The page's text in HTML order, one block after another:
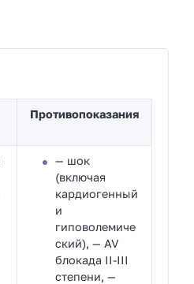
Противопоказания
— шок
(включая
кардиогенный
и
гиповолемиче
ский), — AV
блокада II-III
степени, —